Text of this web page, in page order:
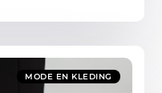
MODE EN KLEDING